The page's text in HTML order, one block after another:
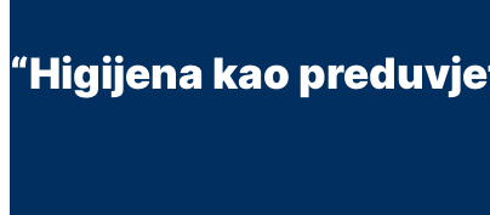
“Higijena kao